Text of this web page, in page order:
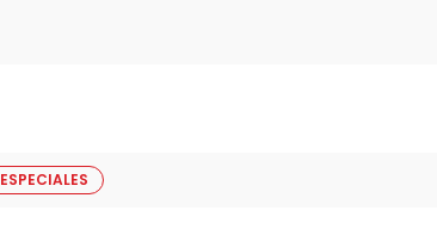
ESPECIALES